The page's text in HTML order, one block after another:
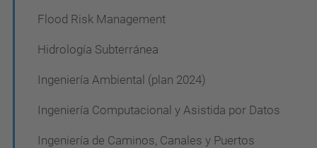
Flood Risk Management
Hidrología Subterránea
Ingeniería Ambiental (plan 2024)
Ingeniería Computacional y Asistida por Datos
Ingeniería de Caminos, Canales y Puertos